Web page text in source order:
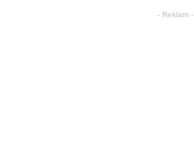
- Reklam -